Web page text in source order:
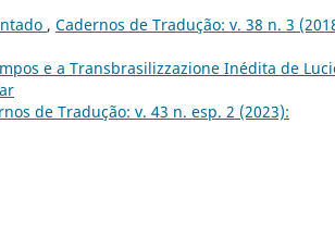
, Cadernos de Tradução: v. 38 n. 3
e a Transbrasilizzazione Inédita de
de Tradução: v. 43 n. esp. 2 (2023):